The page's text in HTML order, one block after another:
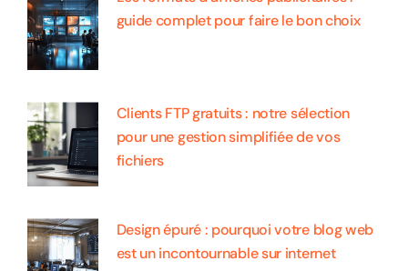
guide complet pour faire le bon choix
Clients FTP gratuits : notre sélection
pour une gestion simplifiée de vos
fichiers
Design épuré : pourquoi votre blog web
est un incontournable sur internet